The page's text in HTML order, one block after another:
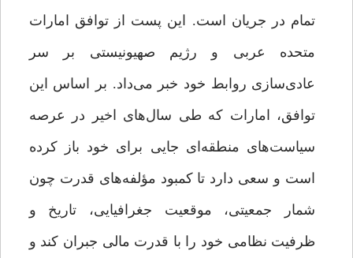
تمام در جریان است. این پست از توافق امارات
متحده عربی و رژیم صهیونیستی بر سر
عادی‌سازی روابط خود خبر می‌داد. بر اساس این
توافق، امارات که طی سال‌های اخیر در عرصه
سیاست‌های منطقه‌‌ای جایی برای خود باز کرده
است و سعی دارد تا کمبود مؤلفه‌‌های قدرت چون
شمار جمعیتی، موقعیت جغرافیایی، تاریخ و
ظرفیت نظامی خود را با قدرت مالی جبران کند و